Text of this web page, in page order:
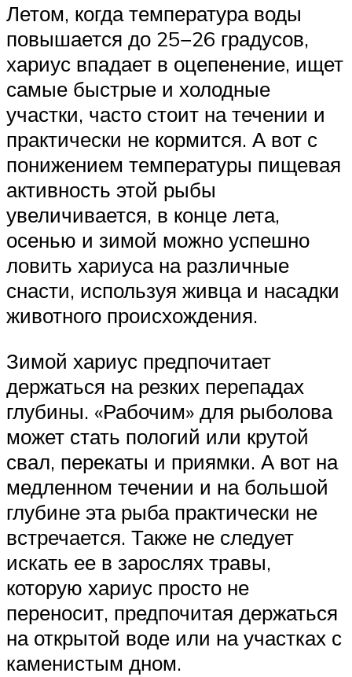
Летом, когда температура воды
повышается до 25−26 градусов,
хариус впадает в оцепенение, ищет
самые быстрые и холодные
участки, часто стоит на течении и
практически не кормится. А вот с
понижением температуры пищевая
активность этой рыбы
увеличивается, в конце лета,
осенью и зимой можно успешно
ловить хариуса на различные
снасти, используя живца и насадки
животного происхождения.
Зимой хариус предпочитает
держаться на резких перепадах
глубины. «Рабочим» для рыболова
может стать пологий или крутой
свал, перекаты и приямки. А вот на
медленном течении и на большой
глубине эта рыба практически не
встречается. Также не следует
искать ее в зарослях травы,
которую хариус просто не
переносит, предпочитая держаться
на открытой воде или на участках с
каменистым дном.